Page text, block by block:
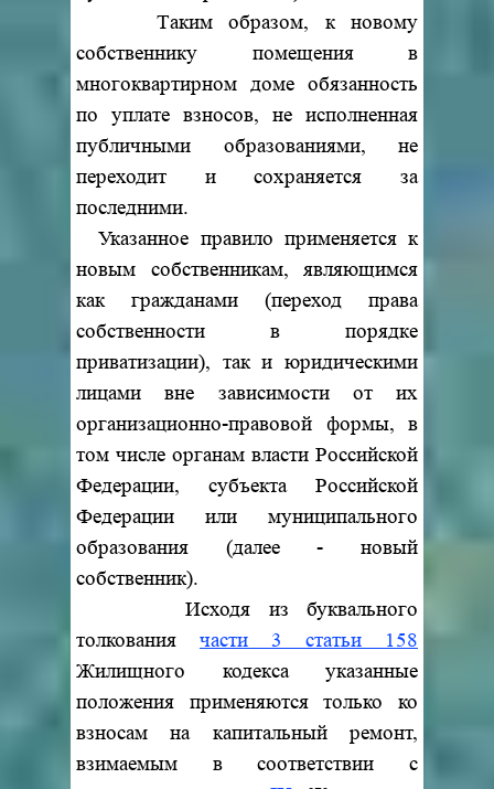
Таким образом, к новому
собственнику помещения в
многоквартирном доме обязанность
по уплате взносов, не исполненная
публичными образованиями, не
переходит и сохраняется за
последними.
Указанное правило применяется к
новым собственникам, являющимся
как гражданами (переход права
собственности в порядке
приватизации), так и юридическими
лицами вне зависимости от их
организационно-правовой формы, в
том числе органам власти Российской
Федерации, субъекта Российской
Федерации или муниципального
образования (далее - новый
собственник).
Исходя из буквального
толкования части 3 статьи 158
Жилищного кодекса указанные
положения применяются только ко
взносам на капитальный ремонт,
взимаемым в соответствии с